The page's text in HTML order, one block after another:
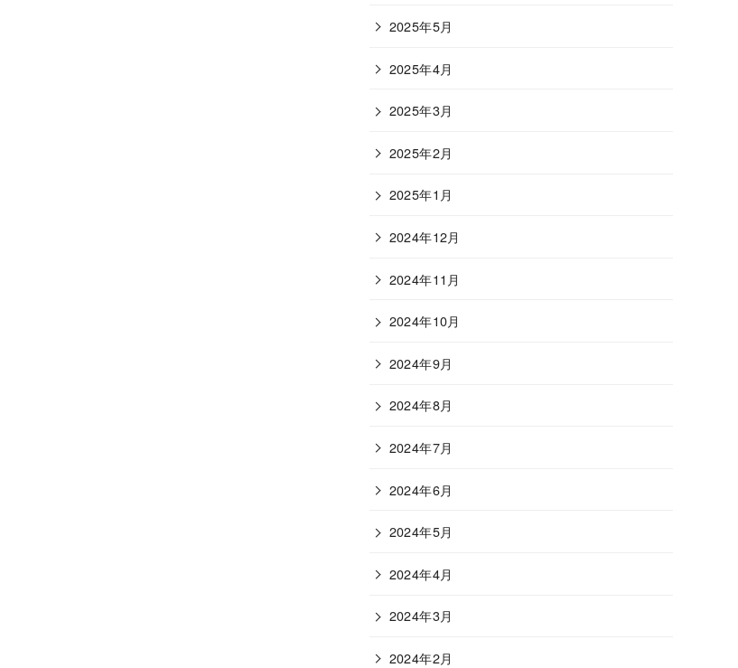
2025年5月
2025年4月
2025年3月
2025年2月
2025年1月
2024年12月
2024年11月
2024年10月
2024年9月
2024年8月
2024年7月
2024年6月
2024年5月
2024年4月
2024年3月
2024年2月